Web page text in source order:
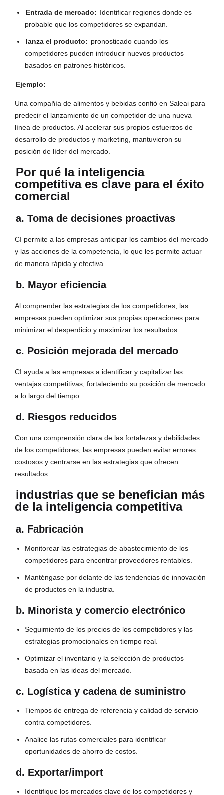
Entrada de mercado: Identificar regiones donde es
probable que los competidores se expandan.
lanza el producto: pronosticado cuando los
competidores pueden introducir nuevos productos
basados ​​en patrones históricos.
Ejemplo:
Una compañía de alimentos y bebidas confió en Saleai para
predecir el lanzamiento de un competidor de una nueva
línea de productos. Al acelerar sus propios esfuerzos de
desarrollo de productos y marketing, mantuvieron su
posición de líder del mercado.
Por qué la inteligencia
competitiva es clave para el éxito
comercial
a. Toma de decisiones proactivas
CI permite a las empresas anticipar los cambios del mercado
y las acciones de la competencia, lo que les permite actuar
de manera rápida y efectiva.
b. Mayor eficiencia
Al comprender las estrategias de los competidores, las
empresas pueden optimizar sus propias operaciones para
minimizar el desperdicio y maximizar los resultados.
c. Posición mejorada del mercado
CI ayuda a las empresas a identificar y capitalizar las
ventajas competitivas, fortaleciendo su posición de mercado
a lo largo del tiempo.
d. Riesgos reducidos
Con una comprensión clara de las fortalezas y debilidades
de los competidores, las empresas pueden evitar errores
costosos y centrarse en las estrategias que ofrecen
resultados.
industrias que se benefician más
de la inteligencia competitiva
a. Fabricación
Monitorear las estrategias de abastecimiento de los
competidores para encontrar proveedores rentables.
Manténgase por delante de las tendencias de innovación
de productos en la industria.
b. Minorista y comercio electrónico
Seguimiento de los precios de los competidores y las
estrategias promocionales en tiempo real.
Optimizar el inventario y la selección de productos
basada en las ideas del mercado.
c. Logística y cadena de suministro
Tiempos de entrega de referencia y calidad de servicio
contra competidores.
Analice las rutas comerciales para identificar
oportunidades de ahorro de costos.
d. Exportar/import
Identifique los mercados clave de los competidores y